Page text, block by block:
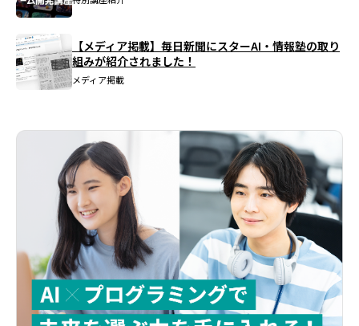
【メディア掲載】毎日新聞にスターAI・情報塾の取り
組みが紹介されました！
メディア掲載